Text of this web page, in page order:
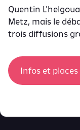
Quentin
Metz, mais le
trois diffusions
Infos et